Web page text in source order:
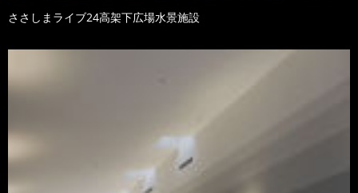
ささしまライブ24高架下広場水景施設